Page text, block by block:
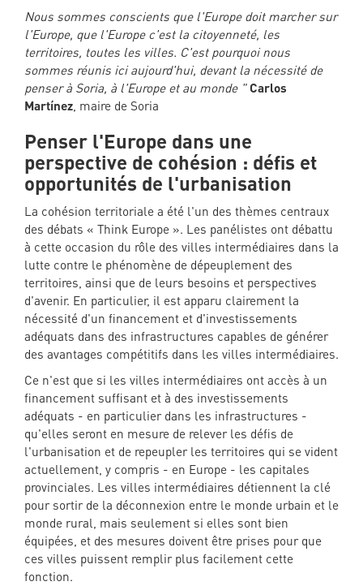
Nous sommes conscients que l'Europe doit marcher sur
l'Europe, que l'Europe c'est la citoyenneté, les
territoires, toutes les villes. C'est pourquoi nous
sommes réunis ici aujourd'hui, devant la nécessité de
penser à Soria, à l'Europe et au monde " Carlos
Martínez, maire de Soria
Penser l'Europe dans une
perspective de cohésion : défis et
opportunités de l'urbanisation
La cohésion territoriale a été l'un des thèmes centraux
des débats « Think Europe ». Les panélistes ont débattu
à cette occasion du rôle des villes intermédiaires dans la
lutte contre le phénomène de dépeuplement des
territoires, ainsi que de leurs besoins et perspectives
d'avenir. En particulier, il est apparu clairement la
nécessité d'un financement et d'investissements
adéquats dans des infrastructures capables de générer
des avantages compétitifs dans les villes intermédiaires.
Ce n'est que si les villes intermédiaires ont accès à un
financement suffisant et à des investissements
adéquats - en particulier dans les infrastructures -
qu'elles seront en mesure de relever les défis de
l'urbanisation et de repeupler les territoires qui se vident
actuellement, y compris - en Europe - les capitales
provinciales. Les villes intermédiaires détiennent la clé
pour sortir de la déconnexion entre le monde urbain et le
monde rural, mais seulement si elles sont bien
équipées, et des mesures doivent être prises pour que
ces villes puissent remplir plus facilement cette
fonction.